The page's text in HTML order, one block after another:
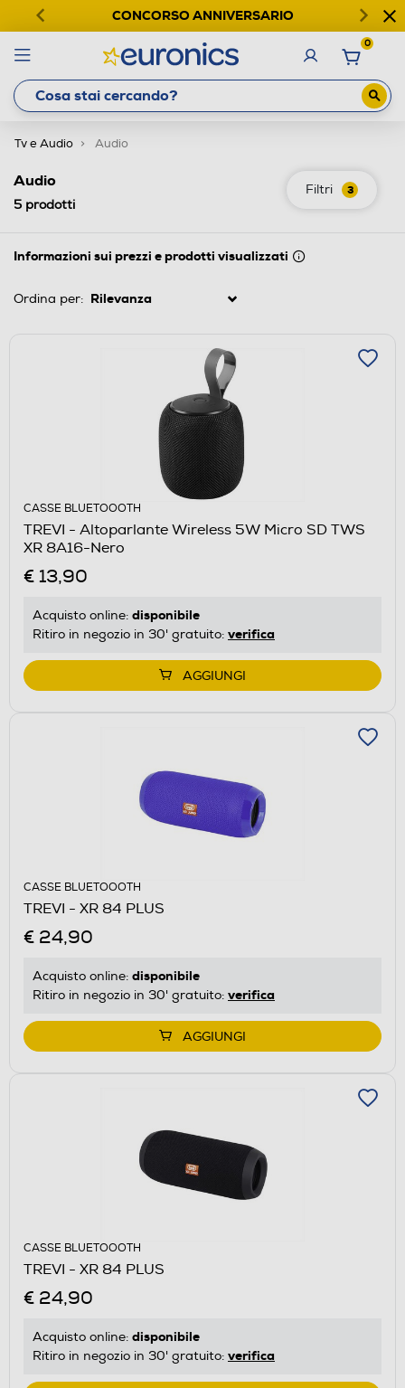
CONCORSO ANNIVERSARIO
0
Tv e Audio Audio
Filtri 3
Audio
5 prodotti
Informazioni sui prezzi e prodotti visualizzati
Ordina per:
CASSE BLUETOOOTH
TREVI - Altoparlante Wireless 5W Micro SD TWS
XR 8A16-Nero
€ 13,90
Acquisto online: disponibile
Ritiro in negozio in 30' gratuito: verifica
AGGIUNGI
CASSE BLUETOOOTH
TREVI - XR 84 PLUS
€ 24,90
Acquisto online: disponibile
Ritiro in negozio in 30' gratuito: verifica
AGGIUNGI
CASSE BLUETOOOTH
TREVI - XR 84 PLUS
€ 24,90
Acquisto online: disponibile
Ritiro in negozio in 30' gratuito: verifica